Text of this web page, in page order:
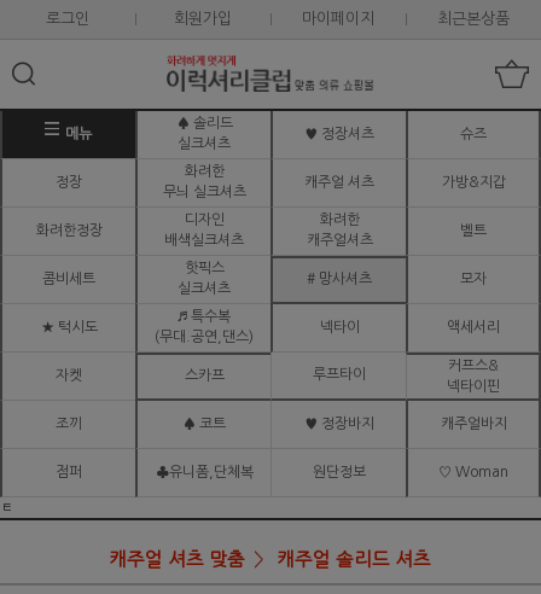
로그인 회원가입 마이페이지 최근본상품
메뉴
♠ 솔리드
실크셔츠
♥ 정장셔츠 슈즈
정장
화려한
무늬 실크셔츠
캐주얼 셔츠 가방&지갑
화려한정장
디자인
배색실크셔츠
화려한
캐주얼셔츠
벨트
콤비세트
핫픽스
실크셔츠
# 망사셔츠 모자
★ 턱시도
♬ 특수복
(무대.공연,댄스)
넥타이 액세서리
자켓 스카프 루프타이
커프스&
넥타이핀
조끼 ♠ 코트 ♥ 정장바지 캐주얼바지
점퍼 ♣유니폼,단체복 원단정보 ♡ Woman
ㅌ
캐주얼 셔츠 맞춤 캐주얼 솔리드 셔츠